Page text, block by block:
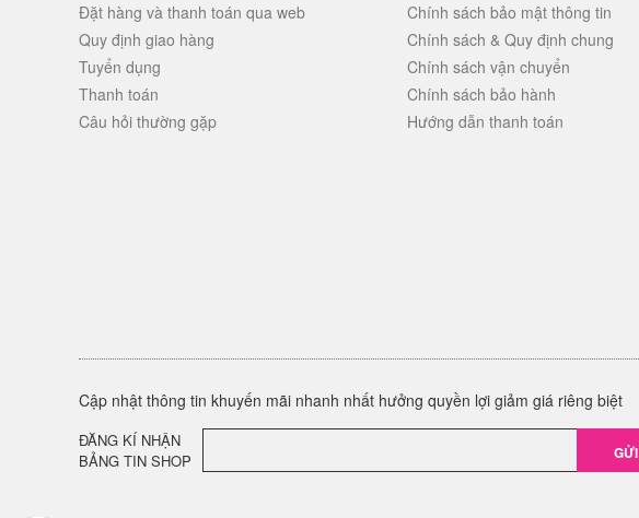
Đặt hàng và thanh toán qua web
Quy định giao hàng
Tuyển dụng
Thanh toán
Câu hỏi thường gặp
Chính sách bảo mật thông tin
Chính sách & Quy định chung
Chính sách vận chuyển
Chính sách bảo hành
Hướng dẫn thanh toán
Cập nhật thông tin khuyến mãi nhanh nhất hưởng quyền lợi giảm giá riêng biệt
ĐĂNG KÍ NHẬN
BẢNG TIN SHOP
GỬI